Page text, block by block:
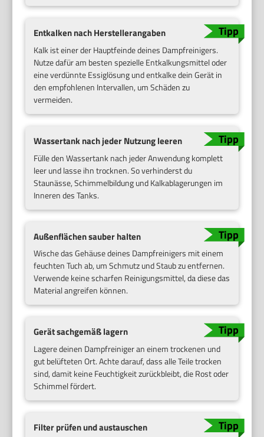
Entkalken nach Herstellerangaben
Kalk ist einer der Hauptfeinde deines Dampfreinigers.
Nutze dafür am besten spezielle Entkalkungsmittel oder
eine verdünnte Essiglösung und entkalke dein Gerät in
den empfohlenen Intervallen, um Schäden zu
vermeiden.
Wassertank nach jeder Nutzung leeren
Fülle den Wassertank nach jeder Anwendung komplett
leer und lasse ihn trocknen. So verhinderst du
Staunässe, Schimmelbildung und Kalkablagerungen im
Inneren des Tanks.
Außenflächen sauber halten
Wische das Gehäuse deines Dampfreinigers mit einem
feuchten Tuch ab, um Schmutz und Staub zu entfernen.
Verwende keine scharfen Reinigungsmittel, da diese das
Material angreifen können.
Gerät sachgemäß lagern
Lagere deinen Dampfreiniger an einem trockenen und
gut belüfteten Ort. Achte darauf, dass alle Teile trocken
sind, damit keine Feuchtigkeit zurückbleibt, die Rost oder
Schimmel fördert.
Filter prüfen und austauschen